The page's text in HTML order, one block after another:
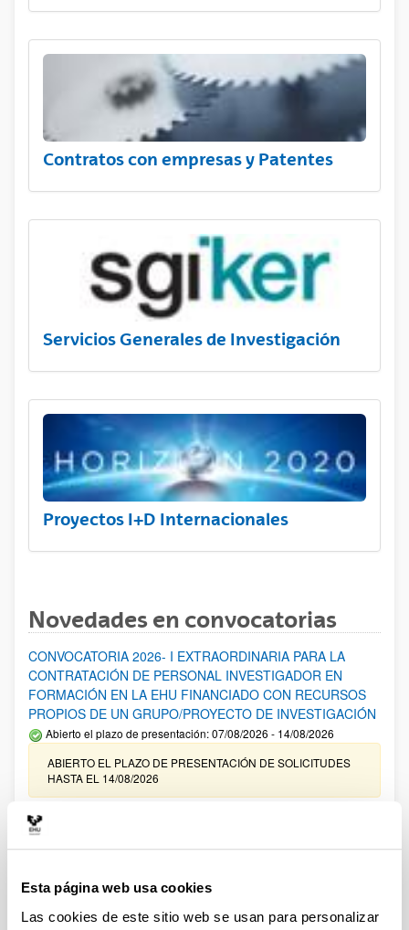
Esta página web usa cookies
Las cookies de este sitio web se usan para personalizar
Contratos con empresas y Patentes
Servicios Generales de Investigación
Proyectos I+D Internacionales
Novedades en convocatorias
CONVOCATORIA 2026- I EXTRAORDINARIA PARA LA
CONTRATACIÓN DE PERSONAL INVESTIGADOR EN
FORMACIÓN EN LA EHU FINANCIADO CON RECURSOS
PROPIOS DE UN GRUPO/PROYECTO DE INVESTIGACIÓN
Abierto el plazo de presentación: 07/08/2026 - 14/08/2026
ABIERTO EL PLAZO DE PRESENTACIÓN DE SOLICITUDES
HASTA EL 14/08/2026
Ayudas para financiación de la adquisición y renovación de
infraestructura científica y fondos bibliográficos en la
Trámite abierto
25/03/2026: Corrección de errores del listado provisional de
solicitudes admitidas y excluidas. 23/03/2026: Relación